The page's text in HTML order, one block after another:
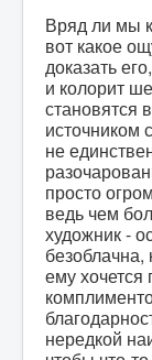
Вряд ли мы
вот какое
доказать
и колорит
становятся
источником
не
просто
ведь чем
художник -
ему
нередкой